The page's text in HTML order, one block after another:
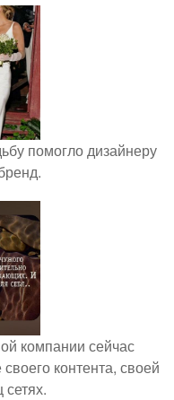
помогло дизайнеру
компании сейчас
контента, своей